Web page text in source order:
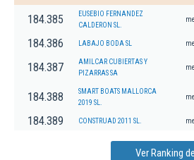
184.385
EUSEBIO FERNANDEZ
CALDERON SL.
184.386 LABAJO BODA SL
184.387
AMILCAR CUBIERTAS Y
PIZARRAS SA
184.388
SMART BOATS MALLORCA
2019 SL.
184.389 CONSTRUAD 2011 SL.
Ver Ranking